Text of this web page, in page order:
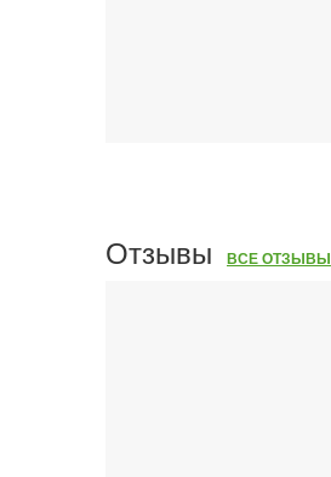
Отзывы ВСЕ ОТЗЫВЫ
Наши услуги